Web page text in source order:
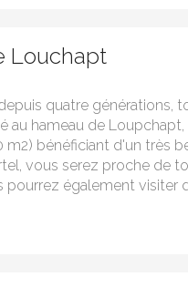
Louchapt
quatre générations,
au hameau de Loupchapt,
m2) bénéficiant d'un très
vous serez proche de
pourrez également visiter